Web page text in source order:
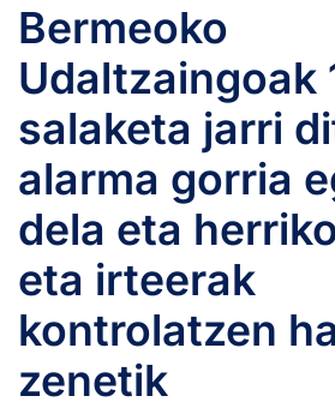
Bermeoko
Udaltzaingoak
salaketa jarri
alarma gorria
dela eta
eta irteerak
kontrolatzen
zenetik